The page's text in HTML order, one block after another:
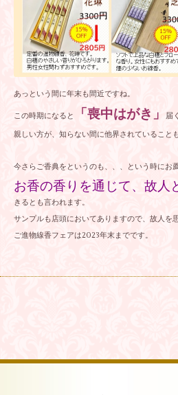
あっという間に年末も間近ですね。
この時期になると 「喪中はがき」
届
親しい方が、知らない間に他界されていること
今さらご香典をというのも、、、という時にお
お香の香りを通じて、故人
きるとも言われます。
サンプルも店頭においてありますので、故人を
ご進物線香フェアは2023年末までです。